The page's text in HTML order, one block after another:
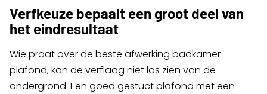
Verfkeuze bepaalt een groot deel van
het eindresultaat
Wie praat over de beste afwerking badkamer
plafond, kan de verflaag niet los zien van de
ondergrond. Een goed gestuct plafond met een